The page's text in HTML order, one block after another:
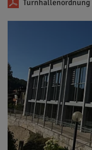
Turnhallenordnung